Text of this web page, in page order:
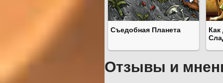
Съедобная Планета
Как
Отзывы и